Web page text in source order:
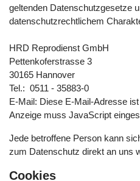
geltenden Datenschutzgesetze
datenschutzrechtlichem
HRD Reprodienst GmbH
Pettenkoferstrasse 3
30165 Hannover
Tel.: 0511 - 35883-0
E-Mail: Diese E-Mail-Adresse
Anzeige muss JavaScript
Jede betroffene Person kann
zum Datenschutz direkt an uns
Cookies